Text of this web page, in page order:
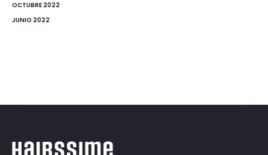
OCTUBRE 2022
JUNIO 2022